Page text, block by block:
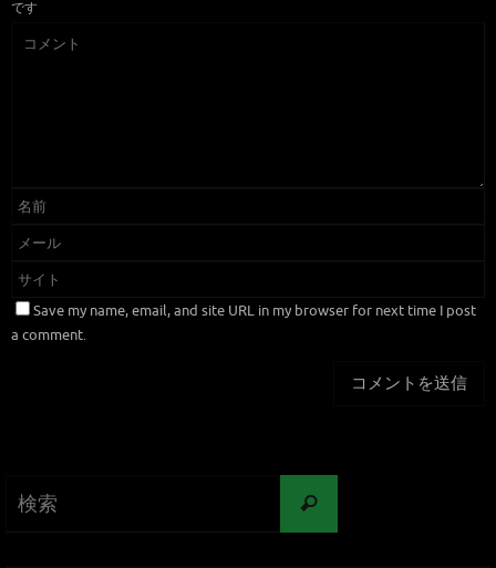
です
Save my name, email, and site URL in my browser for next time I post
a comment.